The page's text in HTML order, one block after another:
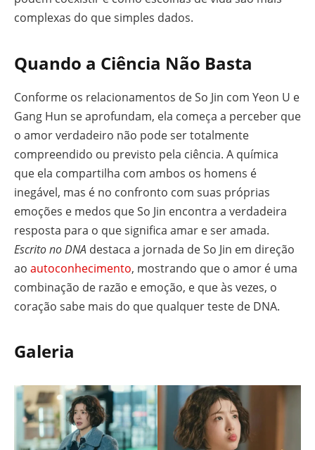
complexas do que simples dados.
Quando a Ciência Não Basta
Conforme os relacionamentos de So Jin com Yeon U e
Gang Hun se aprofundam, ela começa a perceber que
o amor verdadeiro não pode ser totalmente
compreendido ou previsto pela ciência. A química
que ela compartilha com ambos os homens é
inegável, mas é no confronto com suas próprias
emoções e medos que So Jin encontra a verdadeira
resposta para o que significa amar e ser amada.
Escrito no DNA destaca a jornada de So Jin em direção
ao autoconhecimento, mostrando que o amor é uma
combinação de razão e emoção, e que às vezes, o
coração sabe mais do que qualquer teste de DNA.
Galeria